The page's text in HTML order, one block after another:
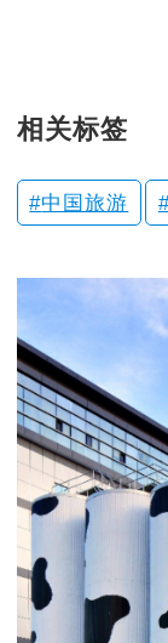
相关标签
中国旅游